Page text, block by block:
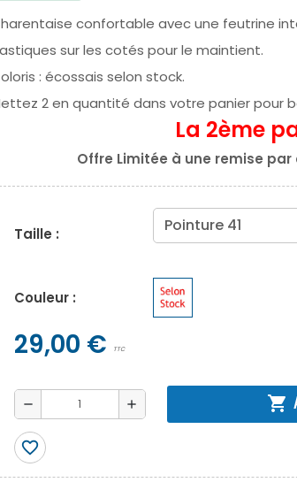
confortable avec une feutrine
sur les cotés pour le maintient.
: écossais selon stock.
2 en quantité dans votre panier pour
La 2ème
Offre Limitée à une remise
Taille :
Couleur :
29,00 € TTC
remove add shopping_cart
favorite_border